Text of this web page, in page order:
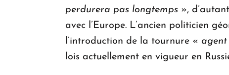
perdurera pas longtemps »,
avec l’Europe. L’ancien politicien
l’introduction de la tournure « agent
lois actuellement en vigueur en